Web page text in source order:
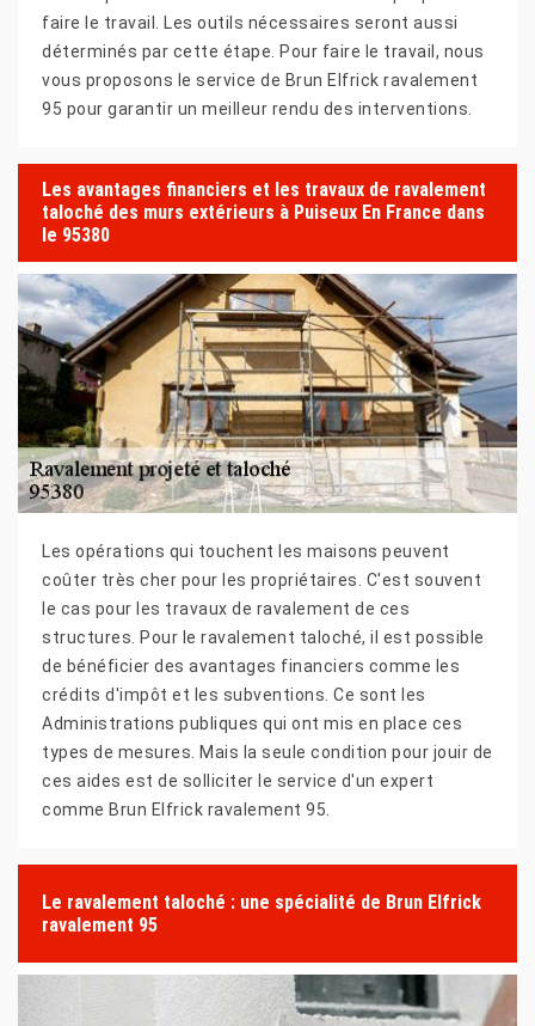
faire le travail. Les outils nécessaires seront aussi
déterminés par cette étape. Pour faire le travail, nous
vous proposons le service de Brun Elfrick ravalement
95 pour garantir un meilleur rendu des interventions.
Les avantages financiers et les travaux de ravalement
taloché des murs extérieurs à Puiseux En France dans
le 95380
Les opérations qui touchent les maisons peuvent
coûter très cher pour les propriétaires. C'est souvent
le cas pour les travaux de ravalement de ces
structures. Pour le ravalement taloché, il est possible
de bénéficier des avantages financiers comme les
crédits d'impôt et les subventions. Ce sont les
Administrations publiques qui ont mis en place ces
types de mesures. Mais la seule condition pour jouir de
ces aides est de solliciter le service d'un expert
comme Brun Elfrick ravalement 95.
Le ravalement taloché : une spécialité de Brun Elfrick
ravalement 95